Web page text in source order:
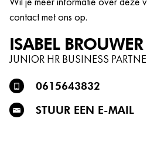
contact met ons op.
ISABELBROUWER
JUNIOR HR BUSINESS
0615643832
STUUR EEN E-MAIL